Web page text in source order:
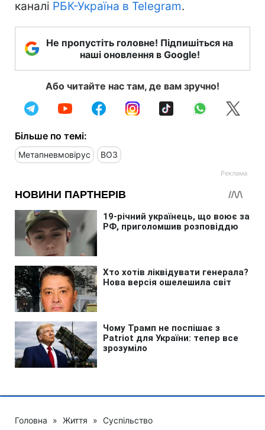
каналі РБК-Україна в Telegram.
Не пропустіть головне! Підпишіться на
наші оновлення в Google!
Або читайте нас там, де вам зручно!
Більше по темі:
Метапневмовірус ВОЗ
Головна » Життя » Суспільство